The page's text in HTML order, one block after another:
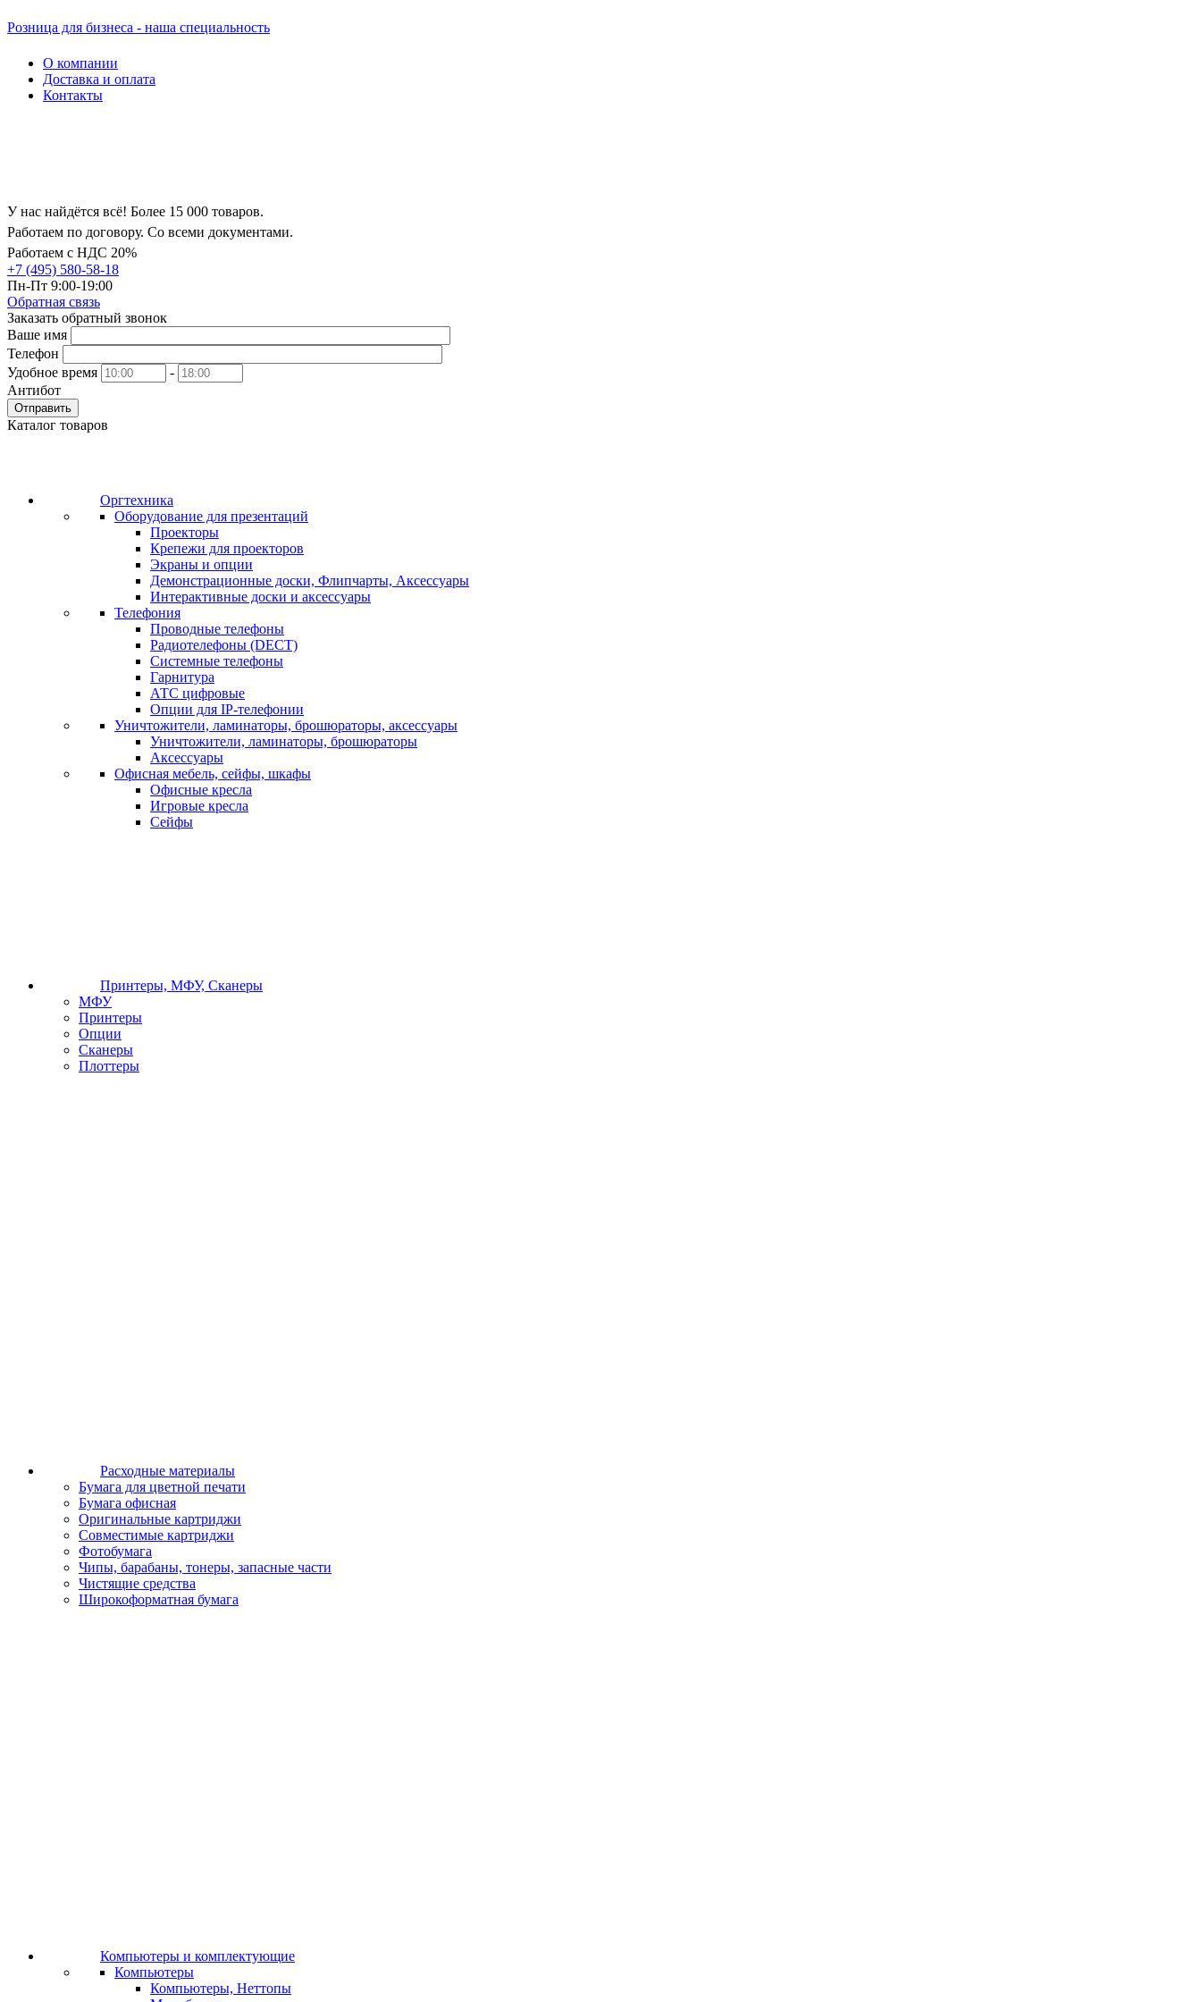
Розница для бизнеса - наша специальность
О компании
Доставка и оплата
Контакты
У нас найдётся всё! Более 15 000 товаров.
Работаем по договору. Со всеми документами.
Работаем с НДС 20%
+7 (495) 580-58-18
Пн-Пт 9:00-19:00
Обратная связь
Заказать обратный звонок
Ваше имя
Телефон
Удобное время
-
Антибот
Отправить
Каталог товаров
Оргтехника
Оборудование для презентаций
Проекторы
Крепежи для проекторов
Экраны и опции
Демонстрационные доски, Флипчарты, Аксессуары
Интерактивные доски и аксессуары
Телефония
Проводные телефоны
Радиотелефоны (DECT)
Системные телефоны
Гарнитура
АТС цифровые
Опции для IP-телефонии
Уничтожители, ламинаторы, брошюраторы, аксессуары
Уничтожители, ламинаторы, брошюраторы
Аксессуары
Офисная мебель, сейфы, шкафы
Офисные кресла
Игровые кресла
Сейфы
Принтеры, МФУ, Сканеры
МФУ
Принтеры
Опции
Сканеры
Плоттеры
Расходные материалы
Бумага для цветной печати
Бумага офисная
Оригинальные картриджи
Совместимые картриджи
Фотобумага
Чипы, барабаны, тонеры, запасные части
Чистящие средства
Широкоформатная бумага
Компьютеры и комплектующие
Компьютеры
Компьютеры, Неттопы